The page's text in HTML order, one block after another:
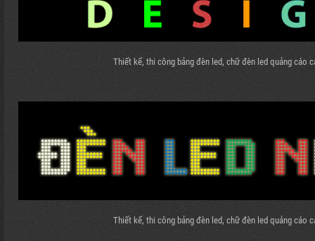
Thiết kế, thi công bảng đèn led, chữ đèn led quảng cáo
Thiết kế, thi công bảng đèn led, chữ đèn led quảng cáo